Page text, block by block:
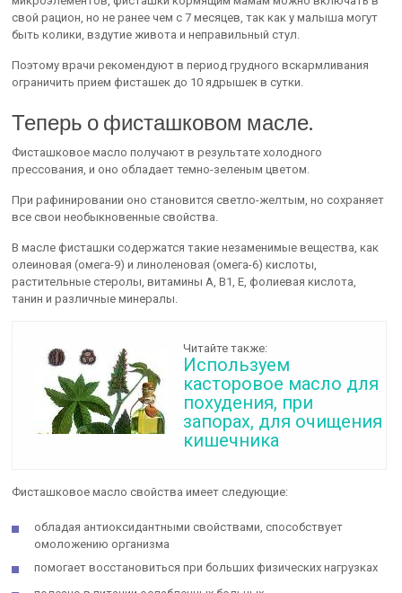
свой рацион, но не ранее чем с 7 месяцев, так как у малыша могут
быть колики, вздутие живота и неправильный стул.
Поэтому врачи рекомендуют в период грудного вскармливания
ограничить прием фисташек до 10 ядрышек в сутки.
Теперь о фисташковом масле.
Фисташковое масло получают в результате холодного
прессования, и оно обладает темно-зеленым цветом.
При рафинировании оно становится светло-желтым, но сохраняет
все свои необыкновенные свойства.
В масле фисташки содержатся такие незаменимые вещества, как
олеиновая (омега-9) и линоленовая (омега-6) кислоты,
растительные стеролы, витамины А, В1, Е, фолиевая кислота,
танин и различные минералы.
Читайте также:
Используем
касторовое масло для
похудения, при
запорах, для очищения
кишечника
Фисташковое масло свойства имеет следующие:
обладая антиоксидантными свойствами, способствует
омоложению организма
помогает восстановиться при больших физических нагрузках